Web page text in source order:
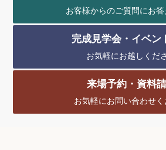
お客様からのご質問にお
完成見学会・イベン
お気軽にお越しくだ
来場予約・資料
お気軽にお問い合わせ